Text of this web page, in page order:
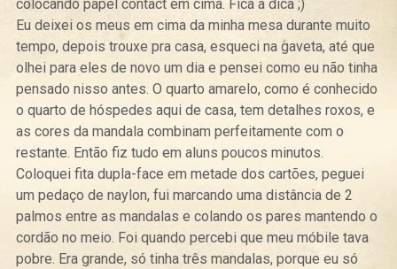
colocando papel contact em cima. Fica a dica ;)
Eu deixei os meus em cima da minha mesa durante muito
tempo, depois trouxe pra casa, esqueci na gaveta, até que
olhei para eles de novo um dia e pensei como eu não tinha
pensado nisso antes. O quarto amarelo, como é conhecido
o quarto de hóspedes aqui de casa, tem detalhes roxos, e
as cores da mandala combinam perfeitamente com o
restante. Então fiz tudo em aluns poucos minutos.
Coloquei fita dupla-face em metade dos cartões, peguei
um pedaço de naylon, fui marcando uma distância de 2
palmos entre as mandalas e colando os pares mantendo o
cordão no meio. Foi quando percebi que meu móbile tava
pobre. Era grande, só tinha três mandalas, porque eu só